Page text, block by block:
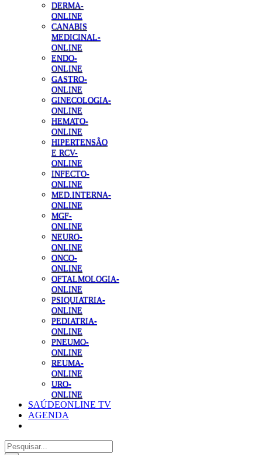
DERMA-
ONLINE
CANABIS
MEDICINAL-
ONLINE
ENDO-
ONLINE
GASTRO-
ONLINE
GINECOLOGIA-
ONLINE
HEMATO-
ONLINE
HIPERTENSÃO
E RCV-
ONLINE
INFECTO-
ONLINE
MED.INTERNA-
ONLINE
MGF-
ONLINE
NEURO-
ONLINE
ONCO-
ONLINE
OFTALMOLOGIA-
ONLINE
PSIQUIATRIA-
ONLINE
PEDIATRIA-
ONLINE
PNEUMO-
ONLINE
REUMA-
ONLINE
URO-
ONLINE
SAÚDEONLINE TV
AGENDA
Pesquisar